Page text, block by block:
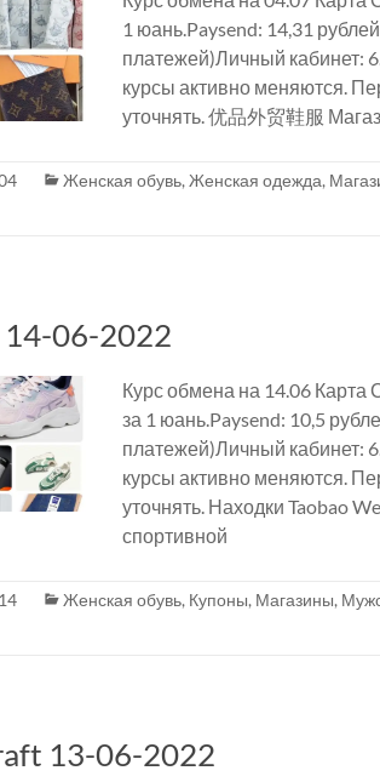
1 юань.Paysend: 14,31
платежей)Личный кабинет:
курсы активно меняются.
уточнять. 优品外贸鞋服
Женская обувь, Женская одежда,
06-2022
Курс обмена на 14.06 Карта
за 1 юань.Paysend: 10,5
платежей)Личный кабинет:
курсы активно меняются.
уточнять. Находки Taobao
спортивной
Женская обувь, Купоны, Магазины,
13-06-2022